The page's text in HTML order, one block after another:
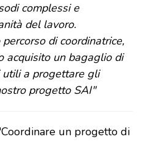
complessi e
del lavoro.
di coordinatrice,
acquisito un bagaglio di
utili a progettare gli
progetto SAI"
un progetto di